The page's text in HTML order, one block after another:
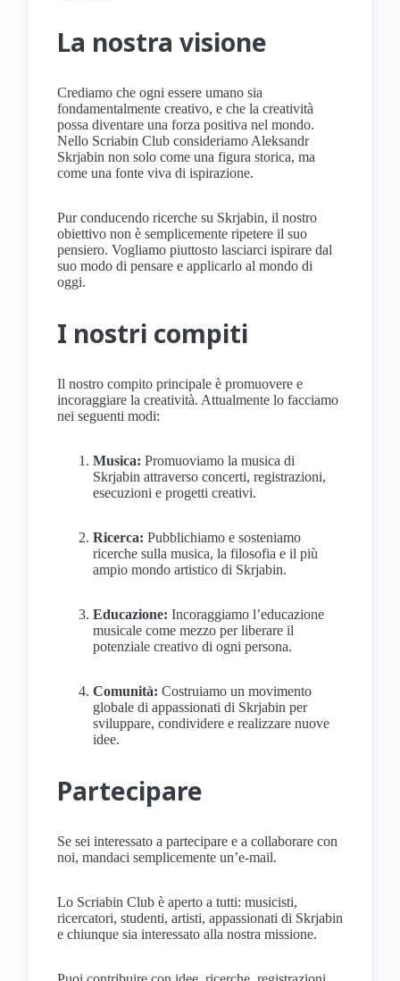
La nostra visione
Crediamo che ogni essere umano sia
fondamentalmente creativo, e che la creatività
possa diventare una forza positiva nel mondo.
Nello Scriabin Club consideriamo Aleksandr
Skrjabin non solo come una figura storica, ma
come una fonte viva di ispirazione.
Pur conducendo ricerche su Skrjabin, il nostro
obiettivo non è semplicemente ripetere il suo
pensiero. Vogliamo piuttosto lasciarci ispirare dal
suo modo di pensare e applicarlo al mondo di
oggi.
I nostri compiti
Il nostro compito principale è promuovere e
incoraggiare la creatività. Attualmente lo facciamo
nei seguenti modi:
Musica: Promuoviamo la musica di
Skrjabin attraverso concerti, registrazioni,
esecuzioni e progetti creativi.
Ricerca: Pubblichiamo e sosteniamo
ricerche sulla musica, la filosofia e il più
ampio mondo artistico di Skrjabin.
Educazione: Incoraggiamo l’educazione
musicale come mezzo per liberare il
potenziale creativo di ogni persona.
Comunità: Costruiamo un movimento
globale di appassionati di Skrjabin per
sviluppare, condividere e realizzare nuove
idee.
Partecipare
Se sei interessato a partecipare e a collaborare con
noi, mandaci semplicemente un’e-mail.
Lo Scriabin Club è aperto a tutti: musicisti,
ricercatori, studenti, artisti, appassionati di Skrjabin
e chiunque sia interessato alla nostra missione.